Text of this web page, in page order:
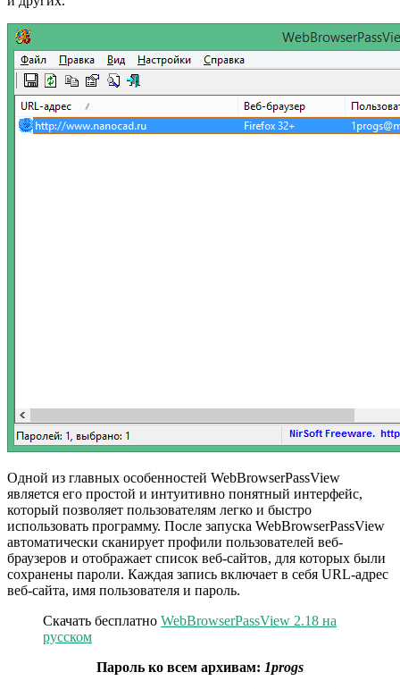
Одной из главных особенностей WebBrowserPassView
является его простой и интуитивно понятный интерфейс,
который позволяет пользователям легко и быстро
использовать программу. После запуска WebBrowserPassView
автоматически сканирует профили пользователей веб-
браузеров и отображает список веб-сайтов, для которых были
сохранены пароли. Каждая запись включает в себя URL-адрес
веб-сайта, имя пользователя и пароль.
Скачать бесплатно WebBrowserPassView 2.18 на
русском
Пароль ко всем архивам: 1progs